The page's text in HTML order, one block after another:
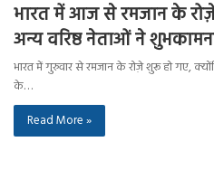
भारत में आज से रमजान के रोज़े
अन्य वरिष्ठ नेताओं ने
भारत में गुरुवार से रमजान के रोज़े शुरू हो गए,
के…
Read More »